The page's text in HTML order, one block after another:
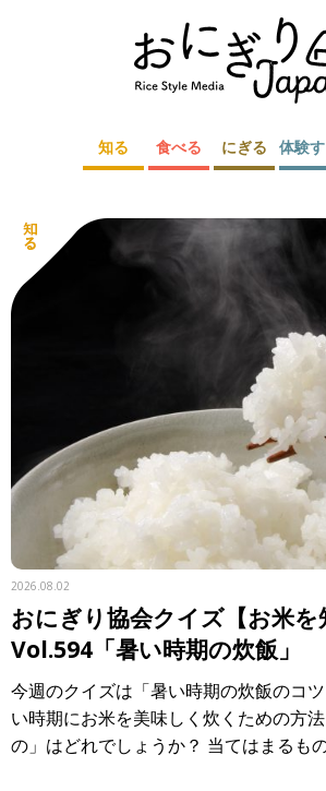
知る 食べる にぎる 体験
2026.08.02
おにぎり協会クイズ【お米を
Vol.594「暑い時期の炊飯」
今週のクイズは「暑い時期の炊飯の
い時期にお米を美味しく炊くための方
の」はどれでしょうか？ 当てはまるも